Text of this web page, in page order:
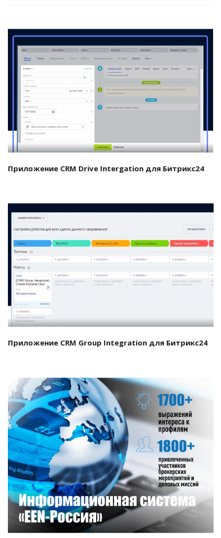
Смотреть проект
Приложение CRM Drive Intergation для Битрикс24
Смотреть проект
Приложение CRM Group Integration для Битрикс24
Смотреть проект